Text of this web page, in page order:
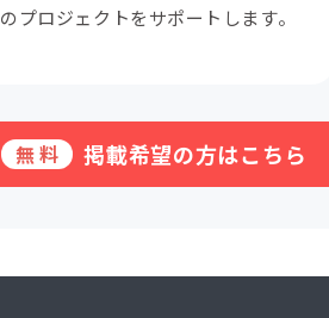
のプロジェクトをサポートします。
無料 掲載希望の方はこちら